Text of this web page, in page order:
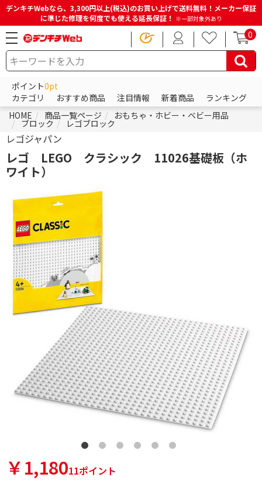
デンキチWebなら、3,300円以上(税込)のお買い上げで送料無料！メーカー保証
に準じた修理を何度でも使える延長保証！ ※一部対象外あり
0
ポイント0pt
カテゴリ
おすすめ商品 注目情報 新着商品
ランキング
HOME
商品一覧ページ おもちゃ・ホビー・ベビー用品
ブロック レゴブロック
レゴジャパン
レゴ LEGO クラシック 11026基礎板（ホ
ワイト）
￥1,18011ポイント